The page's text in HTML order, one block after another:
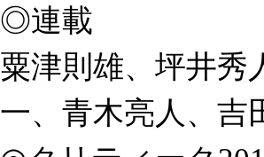
◎連載
粟津則雄、坪井秀
一、青木亮人、吉